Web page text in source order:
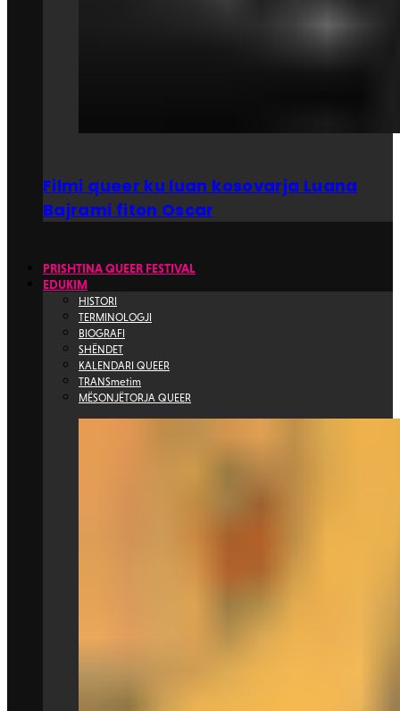
Filmi queer ku luan kosovarja Luana
Bajrami fiton Oscar
PRISHTINA QUEER FESTIVAL
EDUKIM
HISTORI
TERMINOLOGJI
BIOGRAFI
SHËNDET
KALENDARI QUEER
TRANSmetim
MËSONJËTORJA QUEER